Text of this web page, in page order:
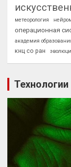
метеорология
операционная
академия
кнц со ран
Технологии